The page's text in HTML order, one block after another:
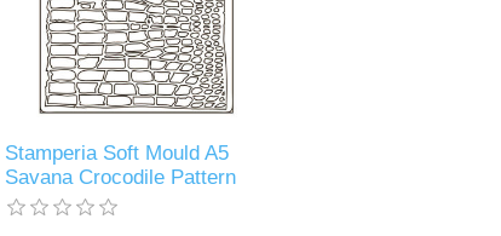
Stamperia Soft Mould A5
Savana Crocodile Pattern